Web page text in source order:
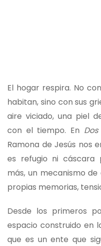
El hogar respira. No
habitan, sino con sus
aire viciado, una piel
con el tiempo. En
Ramona de Jesús nos
es refugio ni cáscara
más, un mecanismo
propias memorias,
Desde los primeros
espacio construido en
que es un ente que